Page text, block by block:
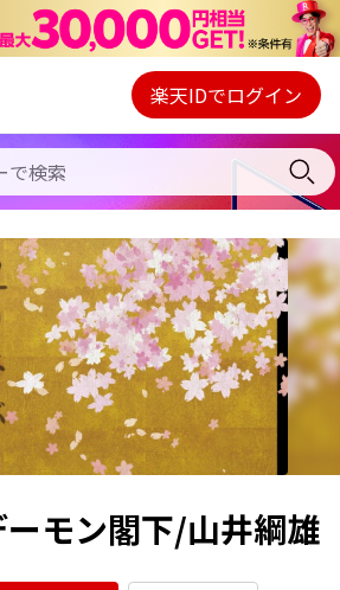
し
Webプレイヤー
ご契約内容の確認・変更
楽天IDでログイン
モン閣下/山井綱雄